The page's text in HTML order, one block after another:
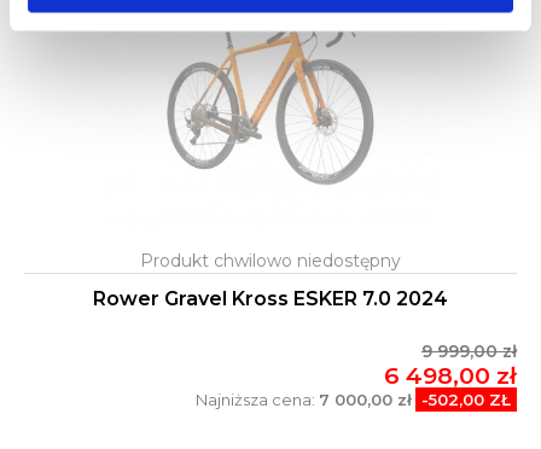
Rower Gravel Kross ESKER 7.0 2024
9 999,00 zł
6 498,00 zł
Najniższa cena: 7 000,00 zł -502,00 ZŁ